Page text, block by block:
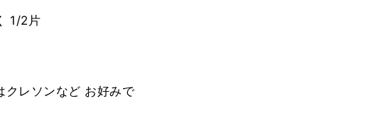
1/2片
クレソンなど お好みで